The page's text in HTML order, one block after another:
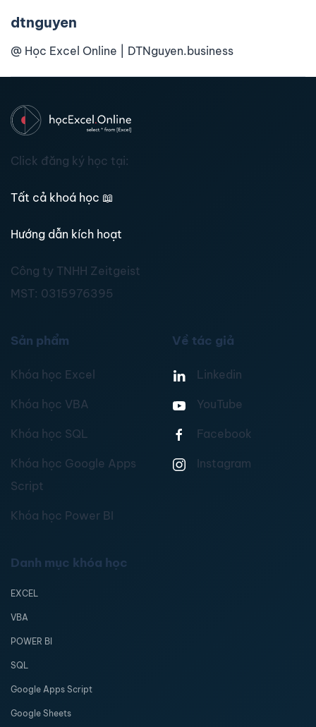
dtnguyen
@ Học Excel Online | DTNguyen.business
Click đăng ký học tại:
Tất cả khoá học 📖
Hướng dẫn kích hoạt
Công ty TNHH Zeitgeist
MST: 0315976395
Sản phẩm
Khóa học Excel
Khóa học VBA
Khóa học SQL
Khóa học Google Apps
Script
Khóa học Power BI
Về tác giả
Linkedin
YouTube
Facebook
Instagram
Danh mục khóa học
EXCEL
VBA
POWER BI
SQL
Google Apps Script
Google Sheets